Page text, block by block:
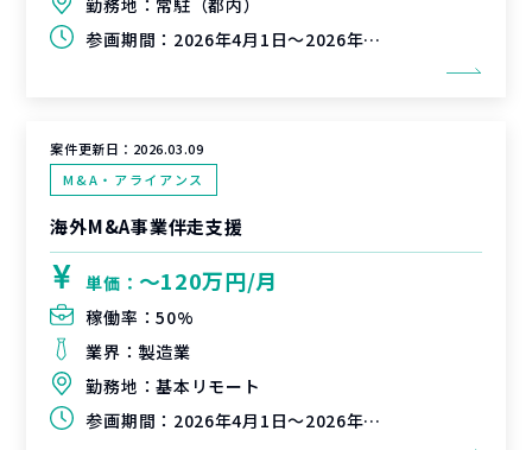
勤務地： 常駐（都内）
参画期間： 2026年4月1日～2026年6月30日
案件更新日： 2026.03.09
M&A・アライアンス
海外M&A事業伴走支援
単価： 〜120万円/月
稼働率：50%
業界： 製造業
勤務地：基本リモート
参画期間： 2026年4月1日～2026年6月30日